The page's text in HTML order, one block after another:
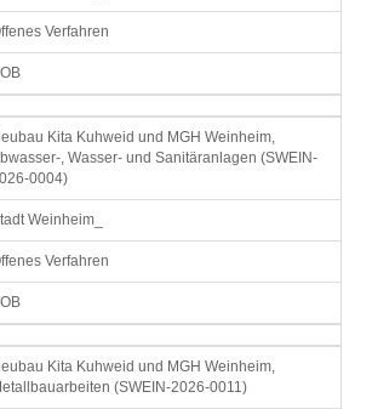
Verfahren
Kita Kuhweid und MGH Weinheim,
, Wasser- und Sanitäranlagen (SWEIN-
0004)
Weinheim_
Verfahren
Kita Kuhweid und MGH Weinheim,
(SWEIN-2026-0011)